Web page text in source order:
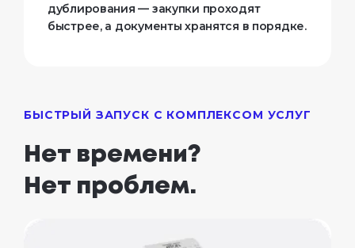
дублирования — закупки проходят
быстрее, а документы хранятся в порядке.
БЫСТРЫЙ ЗАПУСК С КОМПЛЕКСОМ УСЛУГ
Нет времени?
Нет проблем.